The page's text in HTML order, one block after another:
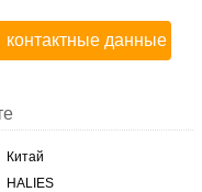
контактные данные
Китай
HALIES